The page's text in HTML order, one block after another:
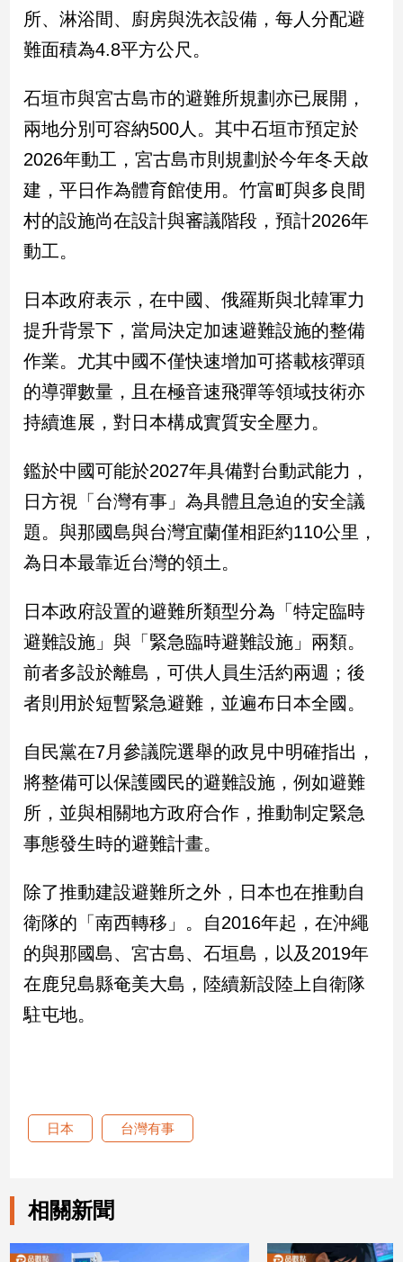
觀
兩
岸/
國
際
會/
地
方
新
冠
病
專
區
台
灣
觀
台
灣
觀
點
樂
娛
樂
聞
行/
時
尚
追
星
建
計
遊/
所、淋浴間、廚房與洗衣設備，每人分配避
難面積為4.8平方公尺。
石垣市與宮古島市的避難所規劃亦已展開，
兩地分別可容納500人。其中石垣市預定於
2026年動工，宮古島市則規劃於今年冬天啟
建，平日作為體育館使用。竹富町與多良間
村的設施尚在設計與審議階段，預計2026年
動工。
日本政府表示，在中國、俄羅斯與北韓軍力
提升背景下，當局決定加速避難設施的整備
作業。尤其中國不僅快速增加可搭載核彈頭
的導彈數量，且在極音速飛彈等領域技術亦
持續進展，對日本構成實質安全壓力。
鑑於中國可能於2027年具備對台動武能力，
日方視「台灣有事」為具體且急迫的安全議
題。與那國島與台灣宜蘭僅相距約110公里，
為日本最靠近台灣的領土。
日本政府設置的避難所類型分為「特定臨時
避難設施」與「緊急臨時避難設施」兩類。
前者多設於離島，可供人員生活約兩週；後
者則用於短暫緊急避難，並遍布日本全國。
自民黨在7月參議院選舉的政見中明確指出，
將整備可以保護國民的避難設施，例如避難
所，並與相關地方政府合作，推動制定緊急
事態發生時的避難計畫。
除了推動建設避難所之外，日本也在推動自
衛隊的「南西轉移」。自2016年起，在沖繩
的與那國島、宮古島、石垣島，以及2019年
在鹿兒島縣奄美大島，陸續新設陸上自衛隊
駐屯地。
日本 台灣有事
相關新聞